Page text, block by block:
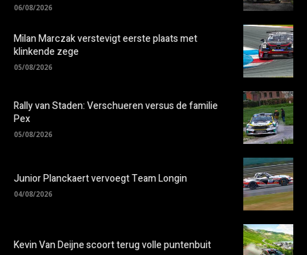
06/08/2026
Milan Marczak verstevigt eerste plaats met
klinkende zege
05/08/2026
Rally van Staden: Verschueren versus de familie
Pex
05/08/2026
Junior Planckaert vervoegt Team Longin
04/08/2026
Kevin Van Deijne scoort terug volle puntenbuit